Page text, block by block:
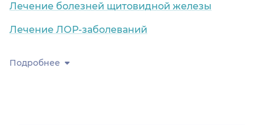
Лечение болезней щитовидной железы
Лечение ЛОР-заболеваний
Подробнее